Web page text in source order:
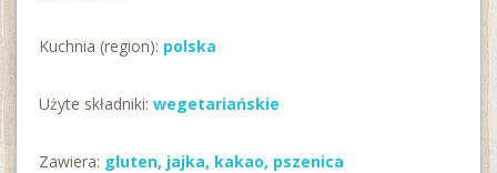
Kuchnia (region): polska
Użyte składniki: wegetariańskie
Zawiera: gluten, jajka, kakao, pszenica